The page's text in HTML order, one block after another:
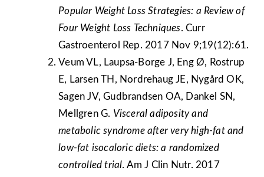
Popular Weight Loss Strategies: a Review of
Four Weight Loss Techniques. Curr
Gastroenterol Rep. 2017 Nov 9;19(12):61.
Veum VL, Laupsa-Borge J, Eng Ø, Rostrup
E, Larsen TH, Nordrehaug JE, Nygård OK,
Sagen JV, Gudbrandsen OA, Dankel SN,
Mellgren G. Visceral adiposity and
metabolic syndrome after very high-fat and
low-fat isocaloric diets: a randomized
controlled trial. Am J Clin Nutr. 2017